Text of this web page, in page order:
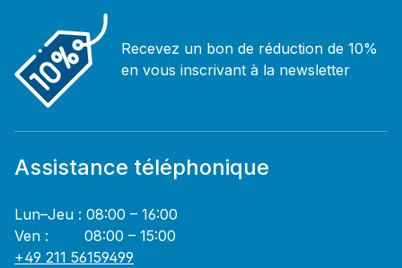
Recevez un bon de réduction de 10%
en vous inscrivant à la newsletter
Assistance téléphonique
Lun–Jeu : 08:00 – 16:00
Ven : 08:00 – 15:00
+49 211 56159499